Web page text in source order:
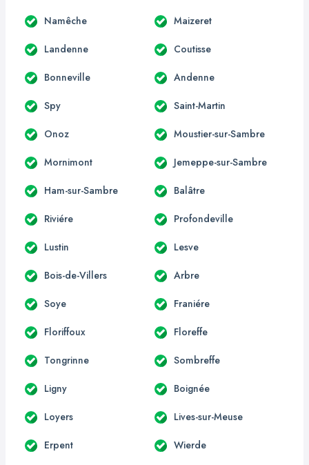
Namêche Maizeret
Landenne Coutisse
Bonneville Andenne
Spy Saint-Martin
Onoz Moustier-sur-Sambre
Mornimont Jemeppe-sur-Sambre
Ham-sur-Sambre Balâtre
Riviére Profondeville
Lustin Lesve
Bois-de-Villers Arbre
Soye Franiére
Floriffoux Floreffe
Tongrinne Sombreffe
Ligny Boignée
Loyers Lives-sur-Meuse
Erpent Wierde